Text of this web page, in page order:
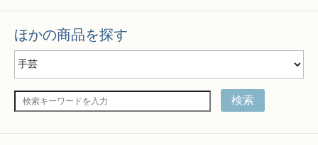
ほかの商品を探す
検索